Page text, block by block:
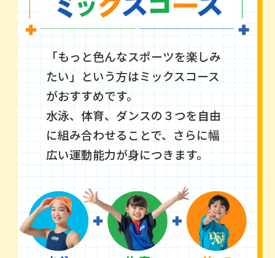
「もっと色んなスポーツを楽しみ
たい」という方はミックスコース
がおすすめです。
水泳、体育、ダンスの３つを自由
に組み合わせることで、さらに幅
広い運動能力が身につきます。